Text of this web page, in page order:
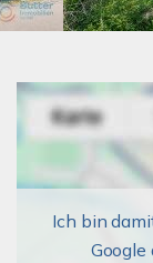
Ich bin
Google